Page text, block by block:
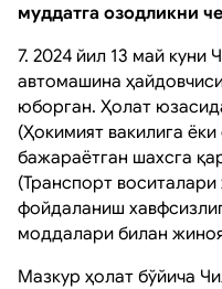
муддатга озодликни
7. 2024 йил 13 май куни
автомашина
юборган. Ҳолат
(Ҳокимият вакилига
бажараётган шахсга
(Транспорт
фойдаланиш
моддалари билан
Мазкур ҳолат бўйича